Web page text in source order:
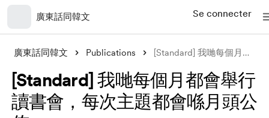
廣東話同韓文 Se connecter
廣東話同韓文 Publications [Standard] 我哋每個月都會舉行讀書會，每次主題都會喺月頭公佈。
[Standard] 我哋每個月都會舉行
讀書會，每次主題都會喺月頭公